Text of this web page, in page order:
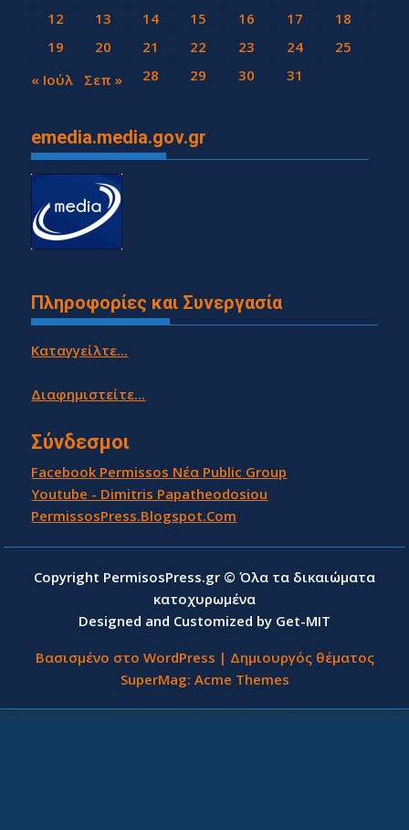
12
13 14 15 16 17
18
19
20 21 22 23 24
25
26
27 28 29 30 31
« Ιούλ Σεπ »
emedia.media.gov.gr
Πληροφορίες και Συνεργασία
Καταγγείλτε...
Διαφημιστείτε...
Σύνδεσμοι
Facebook Permissos Νέα Public Group
Youtube - Dimitris Papatheodosiou
PermissosPress.Blogspot.Com
Copyright PermisosPress.gr © Όλα τα δικαιώματα
κατοχυρωμένα
Designed and Customized by Get-MIT
Βασισμένο στο WordPress | Δημιουργός θέματος
SuperMag: Acme Themes